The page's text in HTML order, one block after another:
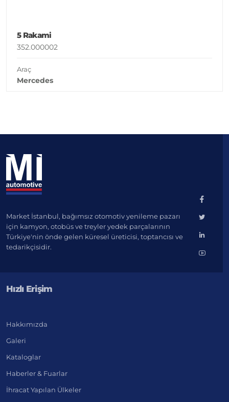
5 Rakami
352.000002
Araç
Mercedes
Market İstanbul, bağımsız otomotiv yenileme pazarı
için kamyon, otobüs ve treyler yedek parçalarının
Türkiye'nin önde gelen küresel üreticisi, toptancısı ve
tedarikçisidir.
Hızlı Erişim
Hakkımızda
Galeri
Kataloglar
Haberler & Fuarlar
İhracat Yapılan Ülkeler